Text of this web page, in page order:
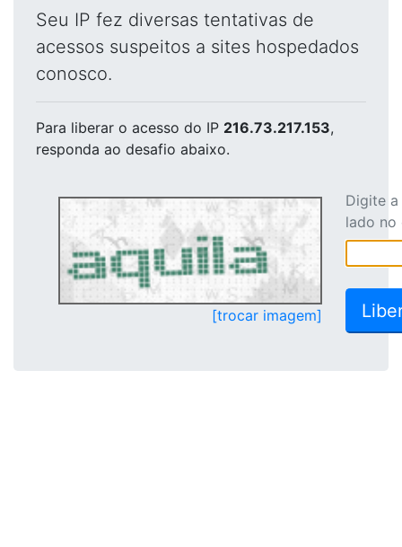
Seu IP fez diversas tentativas de
acessos suspeitos a sites hospedados
conosco.
Para liberar o acesso do IP 216.73.217.153,
responda ao desafio abaixo.
[trocar imagem]
Digite
lado no